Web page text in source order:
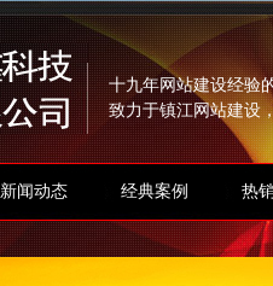
十九年网站建设经验
致力于镇江网站建设
新闻动态 经典案例 热